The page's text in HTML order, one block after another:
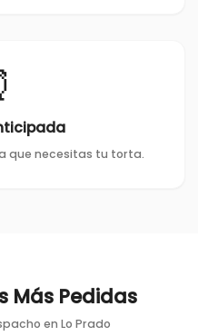
que necesitas tu torta.
Más Pedidas
en Lo Prado